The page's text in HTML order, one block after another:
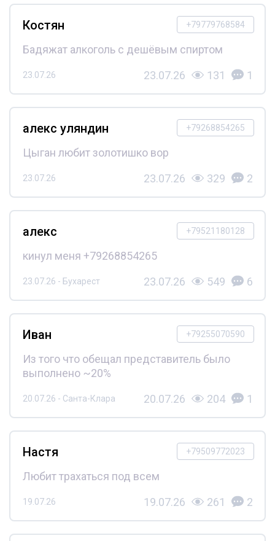
+79779768584
Костян
Бадяжат алкоголь с дешёвым спиртом
23.07.26 23.07.26 131 1
+79268854265
алекс уляндин
Цыган любит золотишко вор
23.07.26 23.07.26 329 2
+79521180128
алекс
кинул меня +79268854265
23.07.26 - Бухарест 23.07.26 549 6
+79255070590
Иван
Из того что обещал представитель было
выполнено ~20%
20.07.26 - Санта-Клара 20.07.26 204 1
+79509772023
Настя
Любит трахаться под всем
19.07.26 19.07.26 261 2